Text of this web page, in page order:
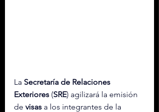
La Secretaría de Relaciones
Exteriores (SRE) agilizará la emisión
de visas a los integrantes de la